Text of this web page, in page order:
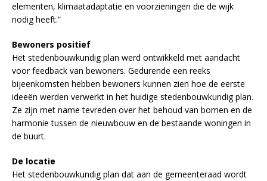
elementen, klimaatadaptatie en voorzieningen die de wijk
nodig heeft.”
Bewoners positief
Het stedenbouwkundig plan werd ontwikkeld met aandacht
voor feedback van bewoners. Gedurende een reeks
bijeenkomsten hebben bewoners kunnen zien hoe de eerste
ideeën werden verwerkt in het huidige stedenbouwkundig plan.
Ze zijn met name tevreden over het behoud van bomen en de
harmonie tussen de nieuwbouw en de bestaande woningen in
de buurt.
De locatie
Het stedenbouwkundig plan dat aan de gemeenteraad wordt